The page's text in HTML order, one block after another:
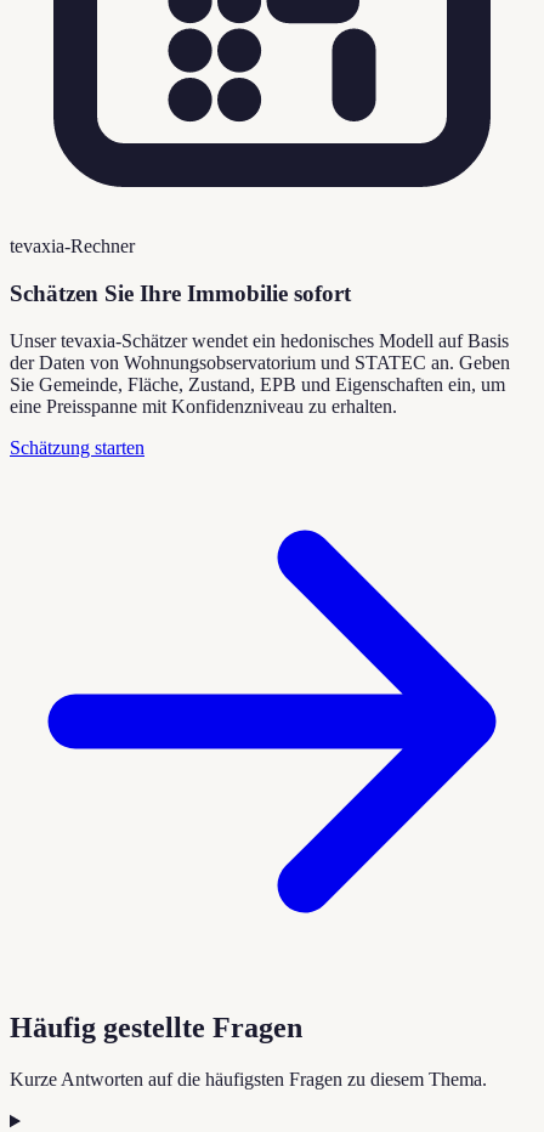
tevaxia-Rechner
Schätzen Sie Ihre Immobilie sofort
Unser tevaxia-Schätzer wendet ein hedonisches Modell auf Basis
der Daten von Wohnungsobservatorium und STATEC an. Geben
Sie Gemeinde, Fläche, Zustand, EPB und Eigenschaften ein, um
eine Preisspanne mit Konfidenzniveau zu erhalten.
Schätzung starten
Häufig gestellte Fragen
Kurze Antworten auf die häufigsten Fragen zu diesem Thema.